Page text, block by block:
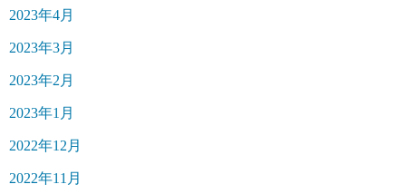
2023年4月
2023年3月
2023年2月
2023年1月
2022年12月
2022年11月